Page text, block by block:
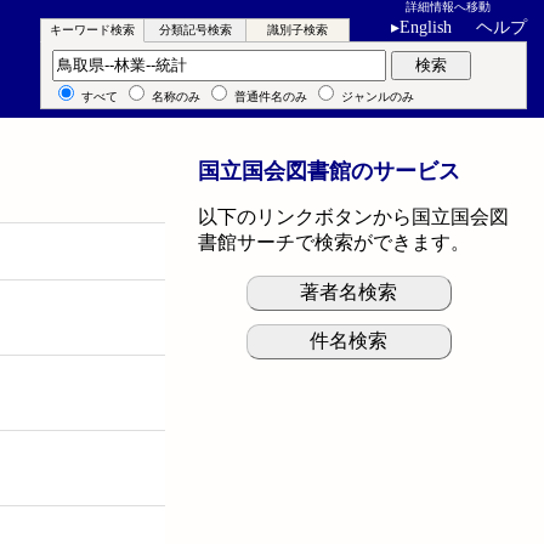
詳細情報へ移動
▸English ヘルプ
キーワード検索 分類記号検索 識別子検索
キーワード検索 検索
すべて 名称のみ 普通件名のみ ジャンルのみ
国立国会図書館のサービス
以下のリンクボタンから国立国会図
書館サーチで検索ができます。
著者名検索
件名検索